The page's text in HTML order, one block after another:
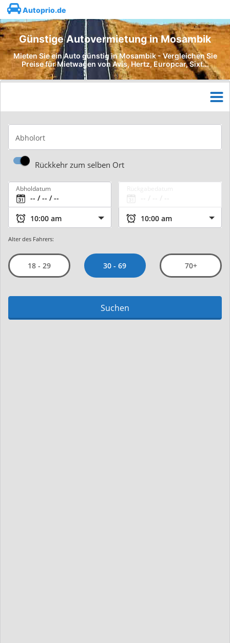
Autoprio.de
Günstige Autovermietung in Mosambik
Mieten Sie ein Auto günstig in Mosambik - Vergleichen Sie
Preise für Mietwagen von Avis, Hertz, Europcar, Sixt...
Abholort
Rückkehr zum selben Ort
Abholdatum
Alter des Fahrers:
18 - 29 30 - 69 70+
Suchen